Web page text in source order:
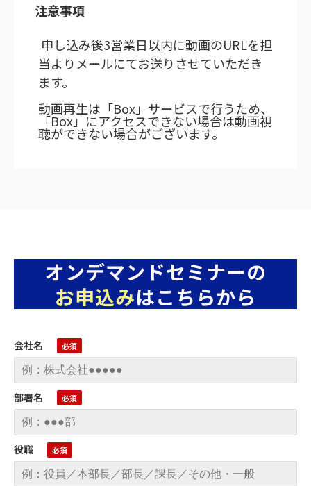
注意事項
申し込み後3営業日以内に動画のURLを担
当よりメールにてお送りさせていただき
ます。
動画再生は「Box」サービスで行うため、
「Box」にアクセスできない場合は動画視
聴ができない場合がございます。
オンデマンドセミナーの
お申込みはこちらから
会社名
部署名
役職